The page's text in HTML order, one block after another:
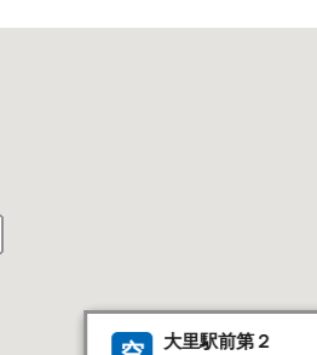
大里駅前第２